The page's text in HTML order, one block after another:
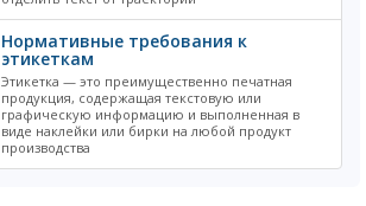
Нормативные требования к
этикеткам
Этикетка — это преимущественно печатная
продукция, содержащая текстовую или
графическую информацию и выполненная в
виде наклейки или бирки на любой продукт
производства